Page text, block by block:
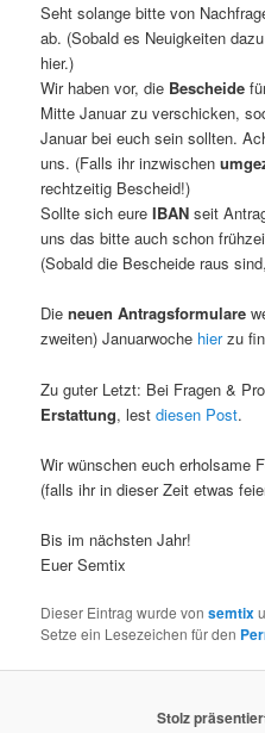
Seht solange bitte von
ab. (Sobald es Neuigkeiten
hier.)
Wir haben vor, die Bescheide
Mitte Januar zu verschicken,
Januar bei euch sein sollten.
uns. (Falls ihr inzwischen
rechtzeitig Bescheid!)
Sollte sich eureIBAN seit
uns das bitte auch schon
(Sobald die Bescheide raus
Dieneuen Antragsformulare
zweiten) Januarwoche hierzu
Zu guter Letzt: Bei Fragen &
Erstattung, lestdiesen Post.
Wir wünschen euch erholsame
(falls ihr in dieser Zeit etwas
Bis im nächsten Jahr!
Euer Semtix
Dieser Eintrag wurde vonsemtix
Setze ein Lesezeichen für den
Stolz